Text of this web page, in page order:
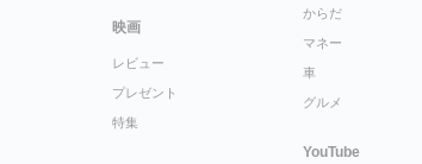
映画
レビュー
プレゼント
特集
からだ
マネー
車
グルメ
YouTube